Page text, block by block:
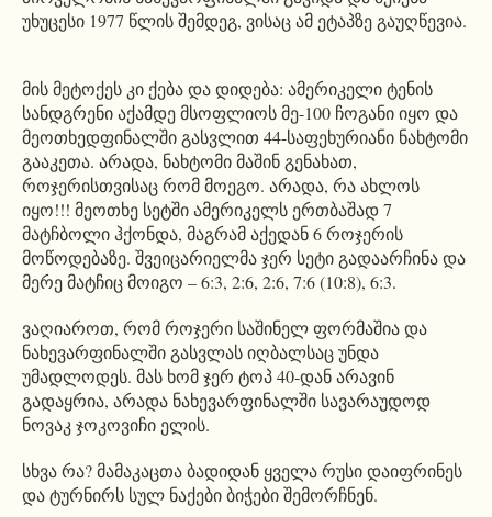
უხუცესი 1977 წლის შემდეგ, ვისაც ამ ეტაპზე გაუღწევია.
მის მეტოქეს კი ქება და დიდება: ამერიკელი ტენის
სანდგრენი აქამდე მსოფლიოს მე-100 ჩოგანი იყო და
მეოთხედფინალში გასვლით 44-საფეხურიანი ნახტომი
გააკეთა. არადა, ნახტომი მაშინ გენახათ,
როჯერისთვისაც რომ მოეგო. არადა, რა ახლოს
იყო!!! მეოთხე სეტში ამერიკელს ერთბაშად 7
მატჩბოლი ჰქონდა, მაგრამ აქედან 6 როჯერის
მოწოდებაზე. შვეიცარიელმა ჯერ სეტი გადაარჩინა და
მერე მატჩიც მოიგო – 6:3, 2:6, 2:6, 7:6 (10:8), 6:3.
ვაღიაროთ, რომ როჯერი საშინელ ფორმაშია და
ნახევარფინალში გასვლას იღბალსაც უნდა
უმადლოდეს. მას ხომ ჯერ ტოპ 40-დან არავინ
გადაყრია, არადა ნახევარფინალში სავარაუდოდ
ნოვაკ ჯოკოვიჩი ელის.
სხვა რა? მამაკაცთა ბადიდან ყველა რუსი დაიფრინეს
და ტურნირს სულ ნაქები ბიჭები შემორჩნენ.